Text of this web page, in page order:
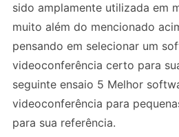
sido amplamente utilizada em
muito além do mencionado
pensando em selecionar um
videoconferência certo para
seguinte ensaio 5 Melhor
videoconferência para
para sua referência.